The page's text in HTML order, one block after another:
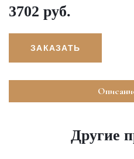
3702 руб.
ЗАКАЗАТЬ
Другие